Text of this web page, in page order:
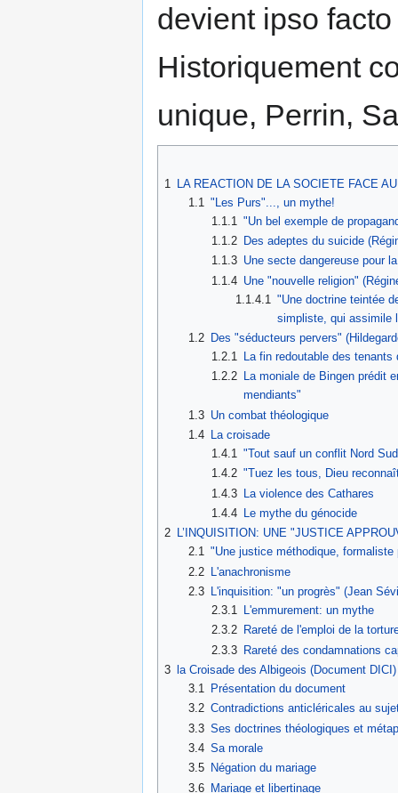
devient ipso
Historiquement
unique, Perrin,
1
LA REACTION DE LA SOCIETE FACE
1.1 "Les Purs"..., un mythe!
1.1.1
"Un bel exemple de
1.1.2 Des adeptes du suicide
1.1.3 Une secte dangereuse pour
1.1.4 Une "nouvelle religion"
1.1.4.1 "Une doctrine teintée
simpliste, qui assimile
1.2
Des "séducteurs pervers"
1.2.1
La fin redoutable des
1.2.2 La moniale de Bingen prédit
mendiants"
1.3 Un combat théologique
1.4
La croisade
1.4.1
"Tout sauf un conflit Nord
1.4.2 "Tuez les tous, Dieu
1.4.3 La violence des Cathares
1.4.4
Le mythe du génocide
2 L’INQUISITION: UNE "JUSTICE
2.1 "Une justice méthodique,
2.2 L'anachronisme
2.3
L'inquisition: "un progrès" (Jean
2.3.1
L'emmurement: un mythe
2.3.2 Rareté de l'emploi de la
2.3.3 Rareté des condamnations
3
la Croisade des Albigeois (Document DICI)
3.1
Présentation du document
3.2 Contradictions anticléricales au
3.3 Ses doctrines théologiques et
3.4 Sa morale
3.5
Négation du mariage
3.6 Mariage et libertinage